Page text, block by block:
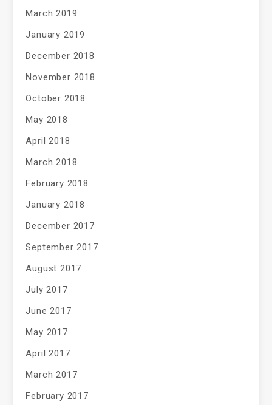
March 2019
January 2019
December 2018
November 2018
October 2018
May 2018
April 2018
March 2018
February 2018
January 2018
December 2017
September 2017
August 2017
July 2017
June 2017
May 2017
April 2017
March 2017
February 2017